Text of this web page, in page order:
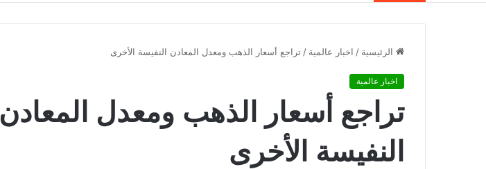
الرئيسية / اخبار عالمية / تراجع أسعار الذهب ومعدل المعادن النفيسة الأخرى
اخبار عالمية
تراجع أسعار الذهب ومعدل المعادن
النفيسة الأخرى